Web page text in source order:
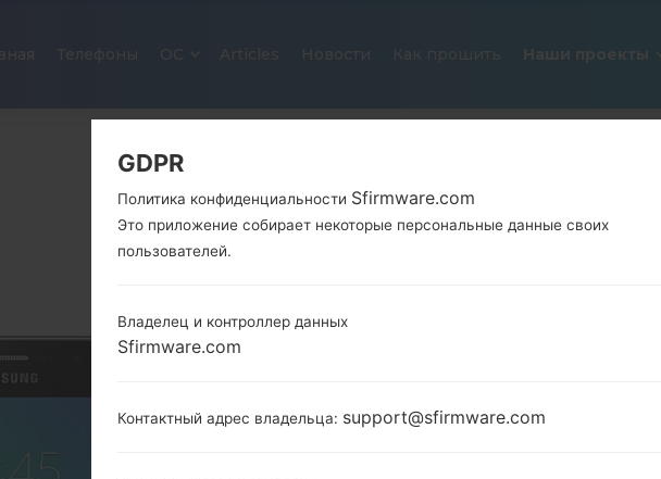
Новости Как прошить Наши проекты
ОФИЦИАЛЬНАЯ ПРОШИВКА
Главная → Galaxy J2 Prime
GDPR
Политика конфиденциальности Sfirmware.com
Это приложение собирает некоторые персональные данные своих
пользователей.
Владелец и контроллер данных
Sfirmware.com
Контактный адрес владельца: support@sfirmware.com